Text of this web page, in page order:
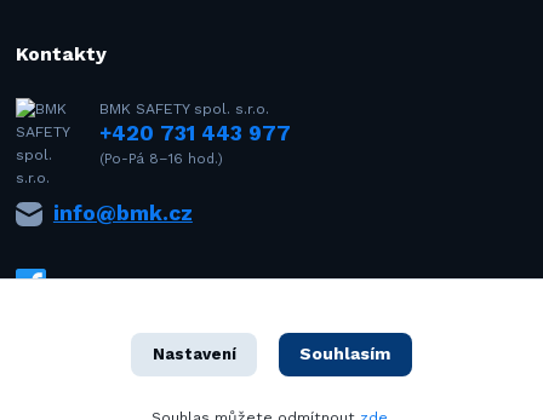
Kontakty
BMK SAFETY spol. s.r.o.
+420 731 443 977
(Po-Pá 8–16 hod.)
info@bmk.cz
Nastavení Souhlasím